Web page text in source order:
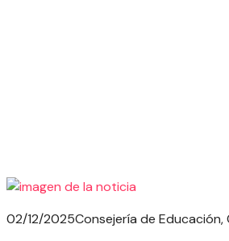
02/12/2025Consejería de